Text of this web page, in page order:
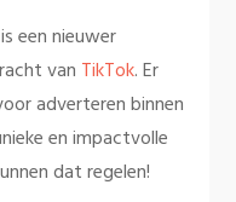
een nieuwer
van TikTok. Er
adverteren binnen
en impactvolle
dat regelen!